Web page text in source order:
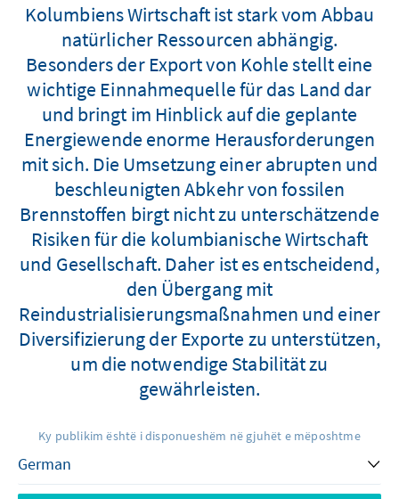
Kolumbiens Wirtschaft ist stark vom Abbau
natürlicher Ressourcen abhängig.
Besonders der Export von Kohle stellt eine
wichtige Einnahmequelle für das Land dar
und bringt im Hinblick auf die geplante
Energiewende enorme Herausforderungen
mit sich. Die Umsetzung einer abrupten und
beschleunigten Abkehr von fossilen
Brennstoffen birgt nicht zu unterschätzende
Risiken für die kolumbianische Wirtschaft
und Gesellschaft. Daher ist es entscheidend,
den Übergang mit
Reindustrialisierungsmaßnahmen und einer
Diversifizierung der Exporte zu unterstützen,
um die notwendige Stabilität zu
gewährleisten.
Ky publikim është i disponueshëm në gjuhët e mëposhtme